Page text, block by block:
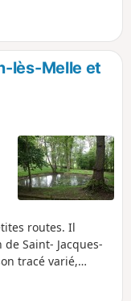
lès-Melle et
routes. Il
Saint- Jacques-
tracé varié,